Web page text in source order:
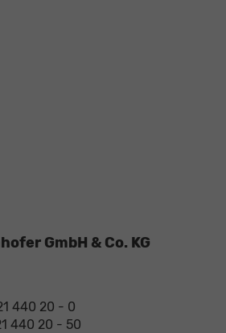
GmbH & Co. KG
440 20 - 0
440 20 - 50